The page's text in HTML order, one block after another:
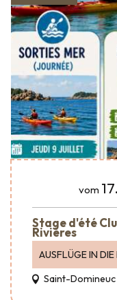
vom 17.
Stage d'été
Rivières
AUSFLÜGE IN DIE
Saint-Domineuc